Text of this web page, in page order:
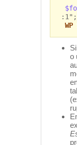
WP
o